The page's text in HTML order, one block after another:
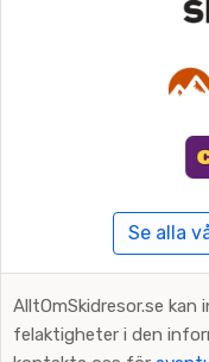
Se alla
AlltOmSkidresor.se
felaktigheter i den